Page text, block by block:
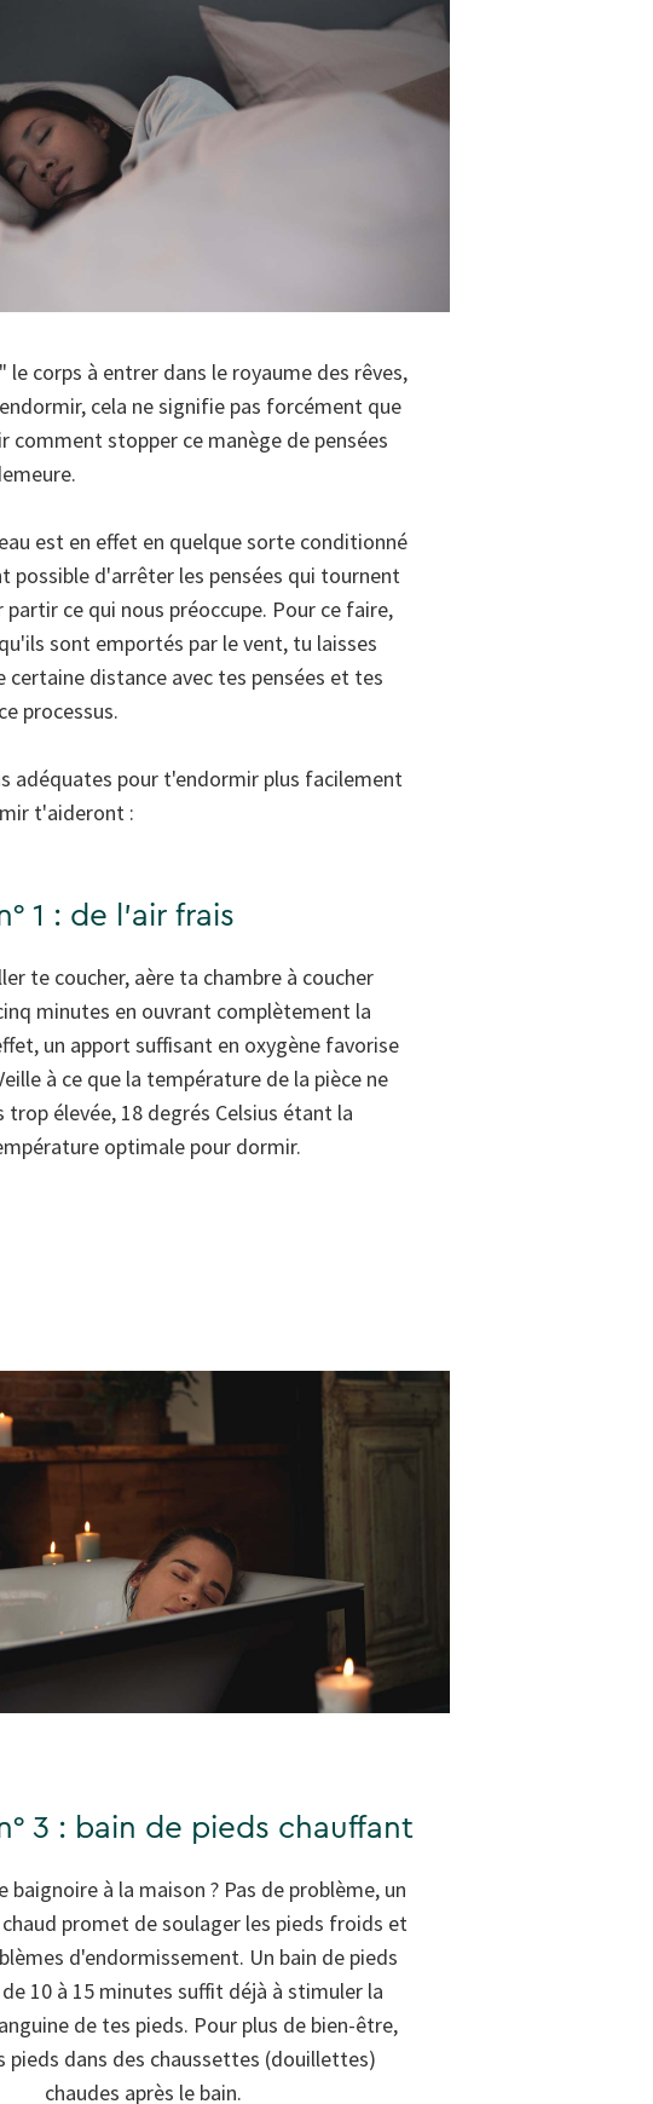
corps à entrer dans le royaume des rêves,
cela ne signifie pas forcément que
comment stopper ce manège de pensées
est en effet en quelque sorte conditionné
possible d'arrêter les pensées qui tournent
ce qui nous préoccupe. Pour ce faire,
sont emportés par le vent, tu laisses
distance avec tes pensées et tes
processus.
adéquates pour t'endormir plus facilement
t'aideront :
1 : de l'air frais
te coucher, aère ta chambre à coucher
minutes en ouvrant complètement la
un apport suffisant en oxygène favorise
à ce que la température de la pièce ne
trop élevée, 18 degrés Celsius étant la
optimale pour dormir.
3 : bain de pieds chauffant
baignoire à la maison ? Pas de problème, un
promet de soulager les pieds froids et
d'endormissement. Un bain de pieds
10 à 15 minutes suffit déjà à stimuler la
de tes pieds. Pour plus de bien-être,
pieds dans des chaussettes (douillettes)
chaudes après le bain.